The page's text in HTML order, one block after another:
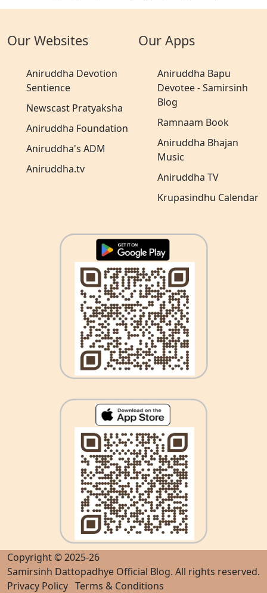
Our Websites
Aniruddha Devotion
Sentience
Newscast Pratyaksha
Aniruddha Foundation
Aniruddha's ADM
Aniruddha.tv
Our Apps
Aniruddha Bapu
Devotee - Samirsinh
Blog
Ramnaam Book
Aniruddha Bhajan
Music
Aniruddha TV
Krupasindhu Calendar
Copyright © 2025-26
Samirsinh Dattopadhye Official Blog. All rights reserved.
Privacy Policy Terms & Conditions